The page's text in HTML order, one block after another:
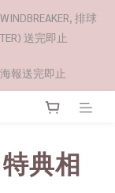
排球
送完即止
報送完即止
典相